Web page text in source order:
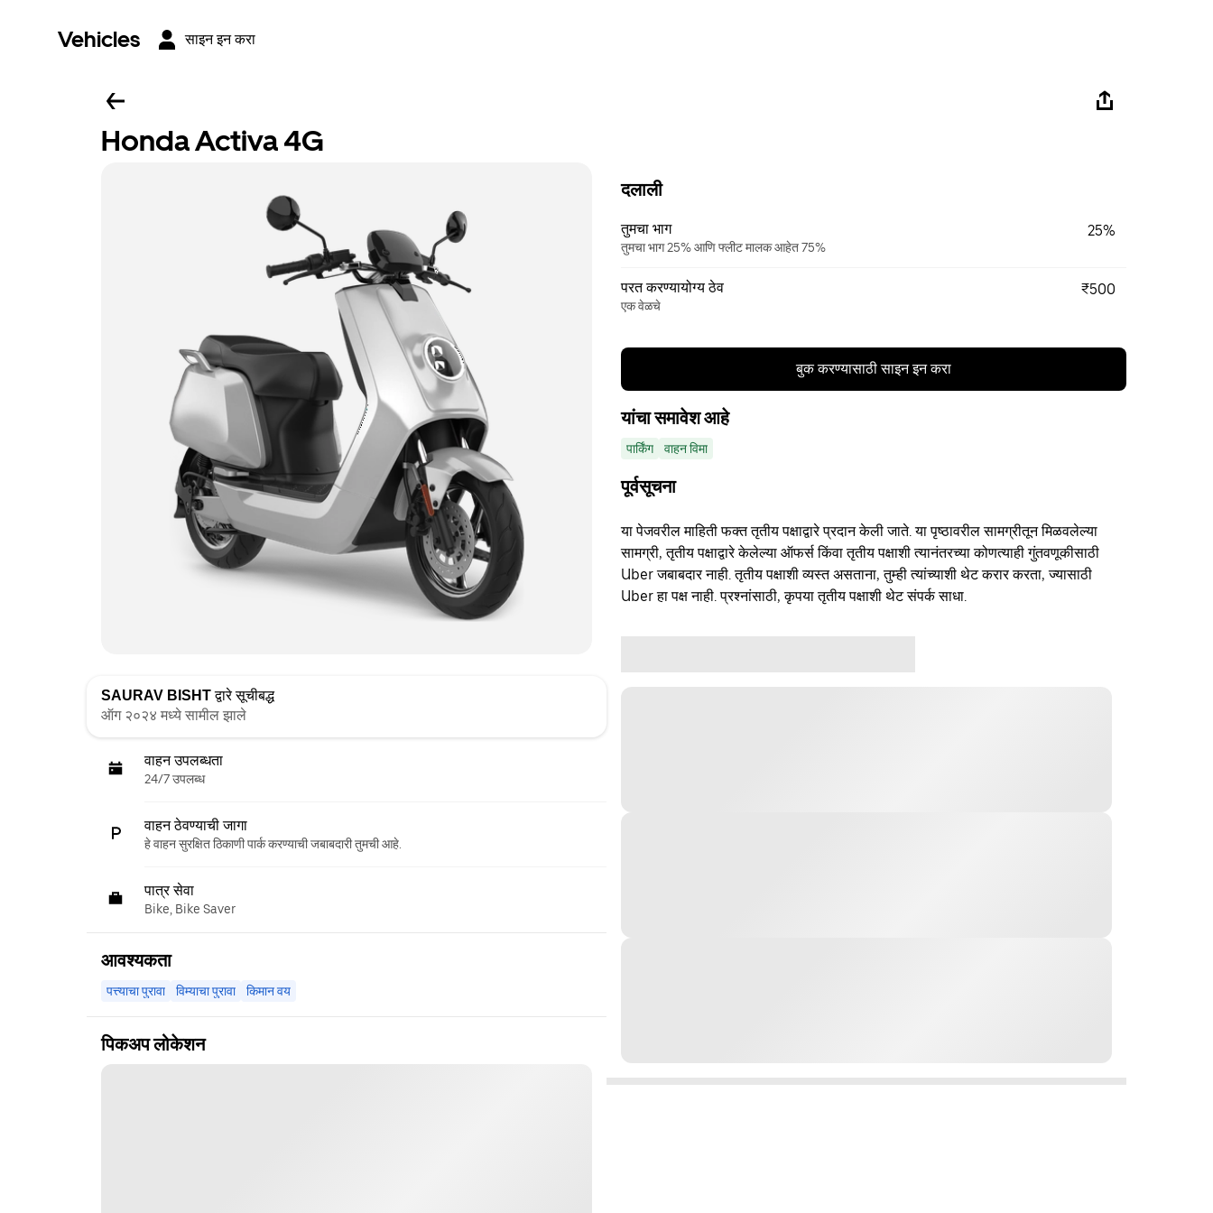
Vehicles साइन इन करा
Honda Activa 4G
SAURAV BISHTद्वारे सूचीबद्ध
ऑग २०२४ मध्ये सामील झाले
वाहन उपलब्धता
24/7 उपलब्ध
वाहन ठेवण्याची जागा
हे वाहन सुरक्षित ठिकाणी पार्क करण्याची जबाबदारी तुमची आहे.
पात्र सेवा
Bike, Bike Saver
आवश्यकता
पत्त्याचा पुरावा विम्याचा पुरावा किमान वय
पिकअप लोकेशन
दलाली
तुमचा भाग
तुमचा भाग 25% आणि फ्लीट मालक आहेत 75%
25%
परत करण्यायोग्य ठेव
एक वेळचे
₹500
बुक करण्यासाठी साइन इन करा
यांचा समावेश आहे
पार्किंग वाहन विमा
पूर्वसूचना
या पेजवरील माहिती फक्त तृतीय पक्षाद्वारे प्रदान केली जाते. या पृष्ठावरील सामग्रीतून मिळवलेल्या
सामग्री, तृतीय पक्षाद्वारे केलेल्या ऑफर्स किंवा तृतीय पक्षाशी त्यानंतरच्या कोणत्याही गुंतवणूकीसाठी
Uber जबाबदार नाही. तृतीय पक्षाशी व्यस्त असताना, तुम्ही त्यांच्याशी थेट करार करता, ज्यासाठी
Uber हा पक्ष नाही. प्रश्नांसाठी, कृपया तृतीय पक्षाशी थेट संपर्क साधा.